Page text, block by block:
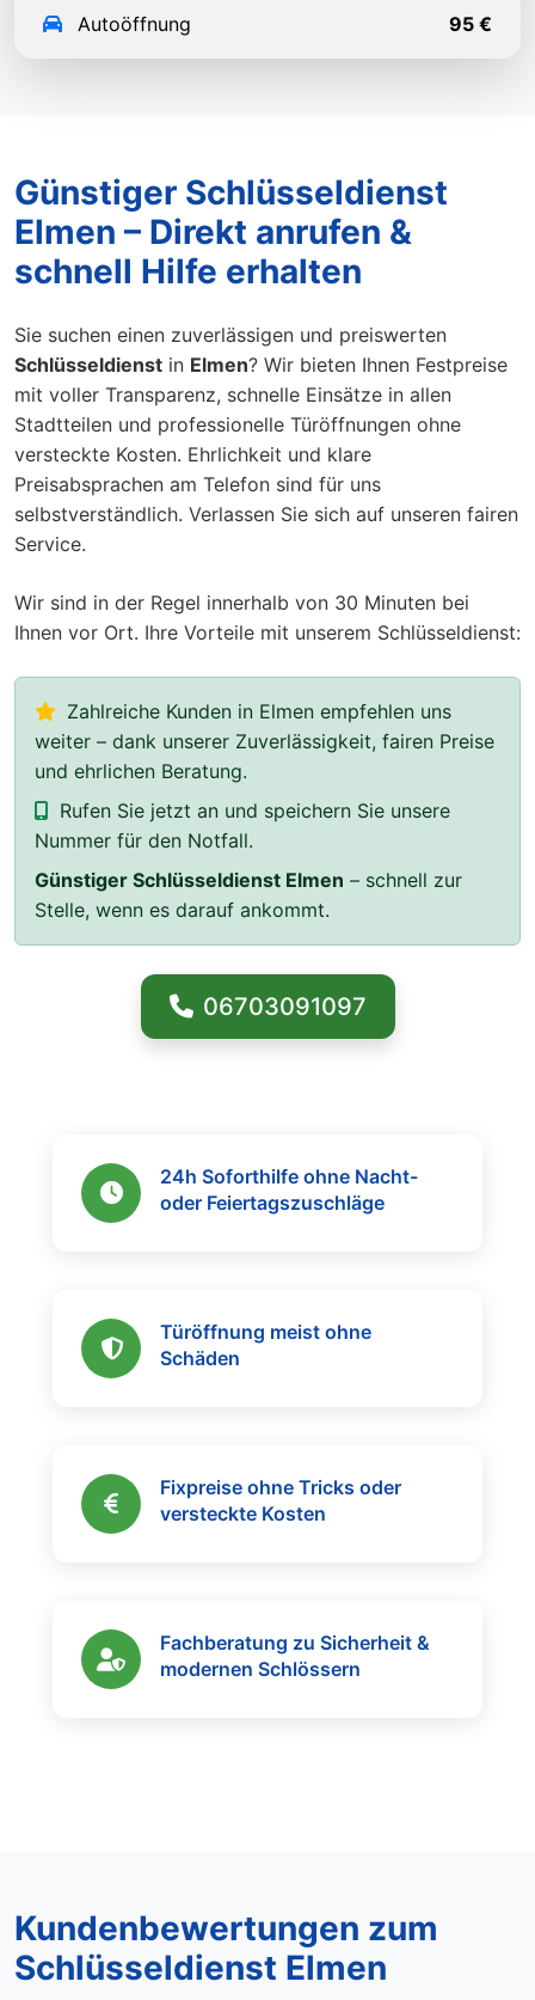
Autoöffnung 95 €
Günstiger Schlüsseldienst
Elmen – Direkt anrufen &
schnell Hilfe erhalten
Sie suchen einen zuverlässigen und preiswerten
Schlüsseldienst in Elmen? Wir bieten Ihnen Festpreise
mit voller Transparenz, schnelle Einsätze in allen
Stadtteilen und professionelle Türöffnungen ohne
versteckte Kosten. Ehrlichkeit und klare
Preisabsprachen am Telefon sind für uns
selbstverständlich. Verlassen Sie sich auf unseren fairen
Service.
Wir sind in der Regel innerhalb von 30 Minuten bei
Ihnen vor Ort. Ihre Vorteile mit unserem Schlüsseldienst:
Zahlreiche Kunden in Elmen empfehlen uns
weiter – dank unserer Zuverlässigkeit, fairen Preise
und ehrlichen Beratung.
Rufen Sie jetzt an und speichern Sie unsere
Nummer für den Notfall.
Günstiger Schlüsseldienst Elmen – schnell zur
Stelle, wenn es darauf ankommt.
06703091097
24h Soforthilfe ohne Nacht-
oder Feiertagszuschläge
Türöffnung meist ohne
Schäden
Fixpreise ohne Tricks oder
versteckte Kosten
Fachberatung zu Sicherheit &
modernen Schlössern
Kundenbewertungen zum
Schlüsseldienst Elmen